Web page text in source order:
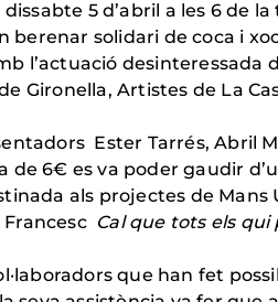
5 d’abril a les 6 de
berenar solidari de coca i
l’actuació
Gironella, Artistes de La
Ester Tarrés, Abril
de 6€ es va poder gaudir
als projectes de
Cal que tots els
que han fet